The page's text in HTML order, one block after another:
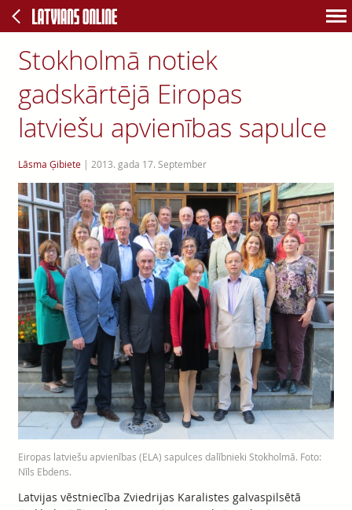
Stokholmā notiek
gadskārtējā Eiropas
latviešu apvienības sapulce
Lāsma Ģibiete| 2013. gada 17. September
Eiropas latviešu apvienības (ELA) sapulces dalībnieki Stokholmā. Foto:
Nīls Ebdens.
Latvijas vēstniecība Zviedrijas Karalistes galvaspilsētā